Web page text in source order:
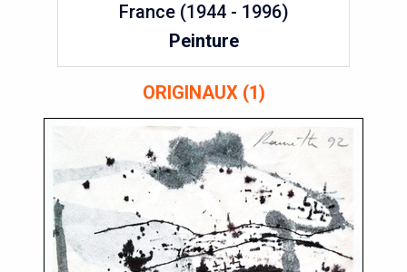
France (1944 - 1996)
Peinture
ORIGINAUX (1)